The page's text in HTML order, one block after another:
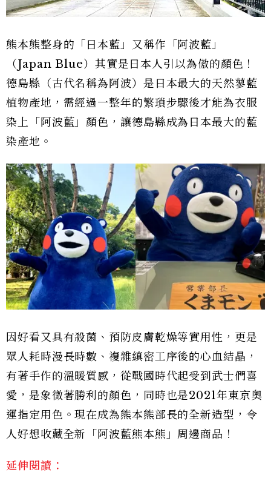
熊本熊整身的「日本藍」又稱作「阿波藍」
（Japan Blue）其實是日本人引以為傲的顏色！
德島縣（古代名稱為阿波）是日本最大的天然蓼藍
植物產地，需經過一整年的繁瑣步驟後才能為衣服
染上「阿波藍」顏色，讓德島縣成為日本最大的藍
染產地。
因好看又具有殺菌、預防皮膚乾燥等實用性，更是
眾人耗時漫長時數、複雜縝密工序後的心血結晶，
有著手作的溫暖質感，從戰國時代起受到武士們喜
愛，是象徵著勝利的顏色，同時也是2021年東京奧
運指定用色。現在成為熊本熊部長的全新造型，令
人好想收藏全新「阿波藍熊本熊」周邊商品！
延伸閱讀：